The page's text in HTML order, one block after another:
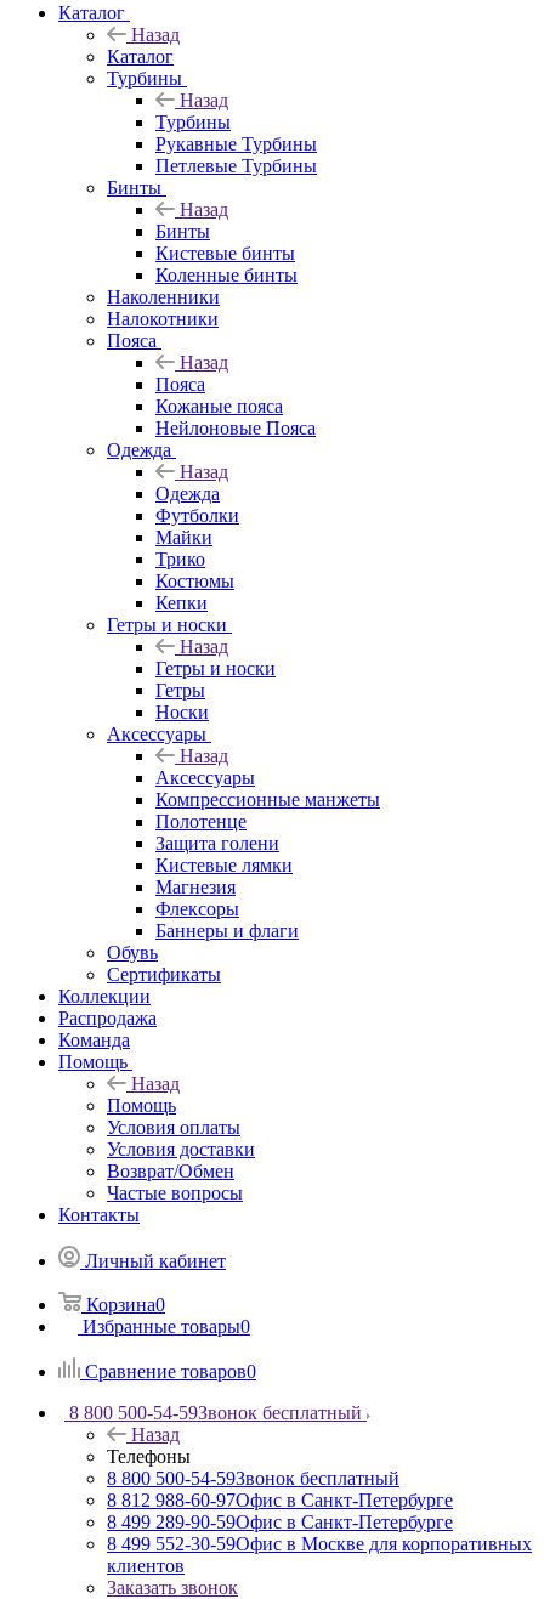
Каталог
Назад
Каталог
Турбины
Назад
Турбины
Рукавные Турбины
Петлевые Турбины
Бинты
Назад
Бинты
Кистевые бинты
Коленные бинты
Наколенники
Налокотники
Пояса
Назад
Пояса
Кожаные пояса
Нейлоновые Пояса
Одежда
Назад
Одежда
Футболки
Майки
Трико
Костюмы
Кепки
Гетры и носки
Назад
Гетры и носки
Гетры
Носки
Аксессуары
Назад
Аксессуары
Компрессионные манжеты
Полотенце
Защита голени
Кистевые лямки
Магнезия
Флексоры
Баннеры и флаги
Обувь
Сертификаты
Коллекции
Распродажа
Команда
Помощь
Назад
Помощь
Условия оплаты
Условия доставки
Возврат/Обмен
Частые вопросы
Контакты
Личный кабинет
Корзина0
Избранные товары0
Сравнение товаров0
8 800 500-54-59Звонок бесплатный
Назад
Телефоны
8 800 500-54-59Звонок бесплатный
8 812 988-60-97Офис в Санкт-Петербурге
8 499 289-90-59Офис в Санкт-Петербурге
8 499 552-30-59Офис в Москве для корпоративных
клиентов
Заказать звонок